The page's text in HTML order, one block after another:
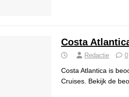
Costa
Redactie 0
Costa Atlantica is
Cruises. Bekijk de